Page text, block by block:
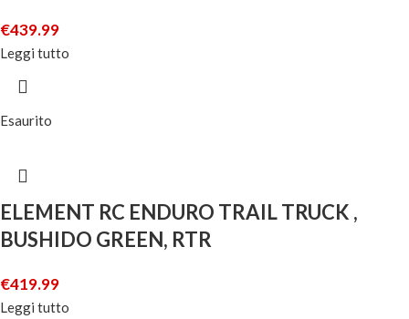
€439.99
Leggi tutto
Esaurito
ELEMENT RC ENDURO TRAIL TRUCK ,
BUSHIDO GREEN, RTR
€419.99
Leggi tutto